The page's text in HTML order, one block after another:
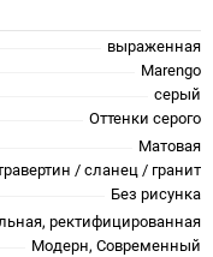
выраженная
Marengo
серый
Оттенки серого
Матовая
/ сланец / гранит
Без рисунка
ректифицированная
Модерн, Современный